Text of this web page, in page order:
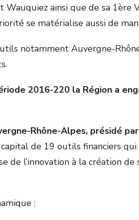
ainsi que de sa 1ère
se matérialise aussi de
notamment Auvergne-
2016-220 la Région a
Rhône-Alpes, présidé
de 19 outils financiers
l’innovation à la création
: